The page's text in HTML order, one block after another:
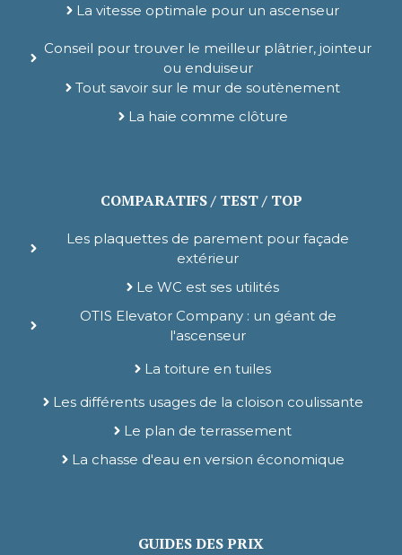
La vitesse optimale pour un ascenseur
Conseil pour trouver le meilleur plâtrier, jointeur
ou enduiseur
Tout savoir sur le mur de soutènement
La haie comme clôture
COMPARATIFS / TEST / TOP
Les plaquettes de parement pour façade
extérieur
Le WC est ses utilités
OTIS Elevator Company : un géant de
l'ascenseur
La toiture en tuiles
Les différents usages de la cloison coulissante
Le plan de terrassement
La chasse d'eau en version économique
GUIDES DES PRIX